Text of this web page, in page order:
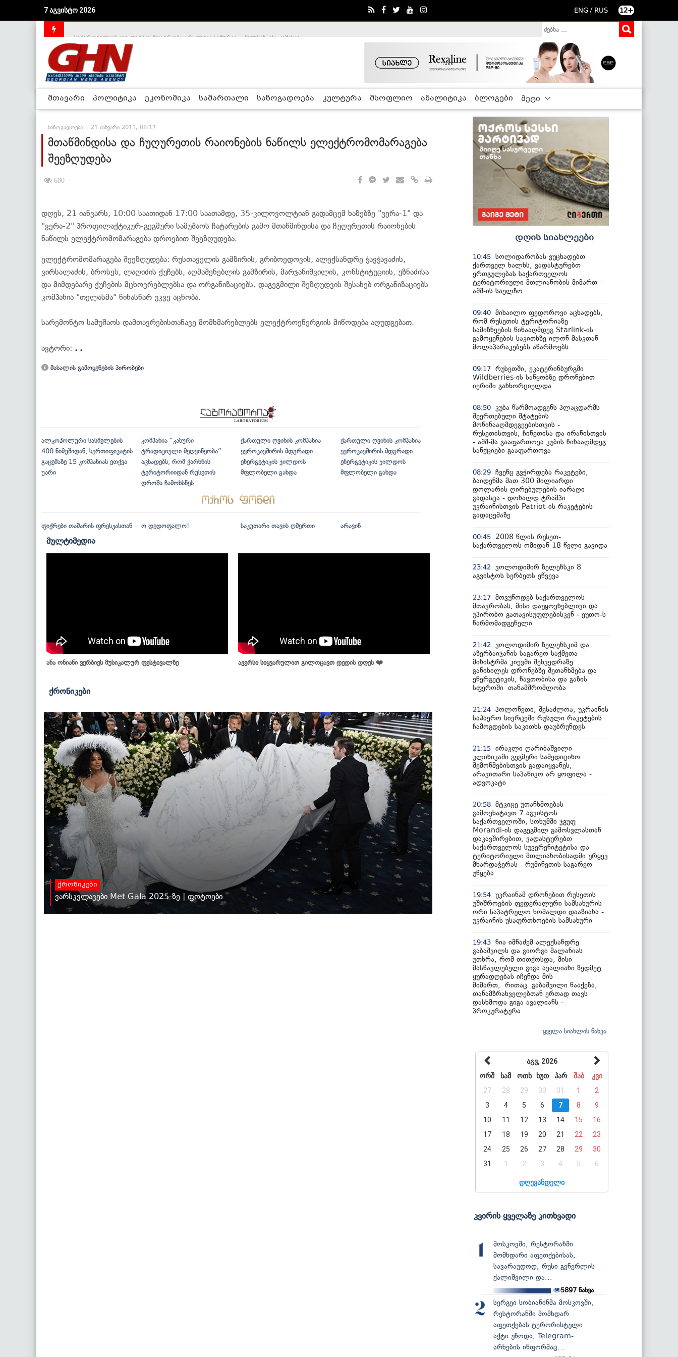
7 აგვისტო 2026 ENG / RUS 12+
მთავარი პოლიტიკა ეკონომიკა სამართალი საზოგადოება კულტურა მსოფლიო ანალიტიკა ბლოგები მეტი
საზოგადოება 21 იანვარი 2011, 08:17
მთაწმინდისა და ჩუღურეთის რაიონების ნაწილს ელექტრომომარაგება
შეეზღუდება
680
დღეს, 21 იანვარს, 10:00 საათიდან 17:00 საათამდე, 35-კილოვოლტიან გადამცემ ხაზებზე "ვერა-1" და
"ვერა-2" პროფილაქტიკურ-გეგმური სამუშაოს ჩატარების გამო მთაწმინდისა და ჩუღურეთის რაიონების
ნაწილს ელექტრომომარაგება დროებით შეეზღუდება.
ელექტრომომარაგება შეეზღუდება: რუსთაველის გამზირის, გრიბოედოვის, ალექსანდრე ჭავჭავაძის,
ვირსალაძის, ბროსეს, ლაღიძის ქუჩებს, აღმაშენებლის გამზირის, მარჯანიშვილის, კონსტიტუციის, უზნაძისა
და მიმდებარე ქუჩების მცხოვრებლებსა და ორგანიზაციებს. დაგეგმილი შეზღუდვის შესახებ ორგანიზაციებს
კომპანია "თელასმა" წინასწარ უკვე აცნობა.
სარემონტო სამუშაოს დამთავრებისთანავე მომხმარებლებს ელექტროენერგიის მიწოდება აღუდგებათ.
ავტორი: . .
მასალის გამოყენების პირობები
ალკოჰოლური სასმელების
400 ნიმუშიდან, სერთიფიკატის
გაცემაზე 15 კომპანიას ეთქვა
უარი
კომპანია “კახური
ტრადიციული მეღვინეობა”
აცხადებს, რომ ქარხნის
ტერიტორიიდან რუსეთის
დროშა ჩამოხსნეს
ქართული ღვინის კომპანია
ევროკავშირის მდგრადი
ენერგეტიკის ჯილდოს
მფლობელი გახდა
ქართული ღვინის კომპანია
ევროკავშირის მდგრადი
ენერგეტიკის ჯილდოს
მფლობელი გახდა
ფიქრები თამარის ფრესკასთან ო დედოფალო! საკუთარი თავის ღმერთი არავინ
მულტიმედია
ანა ონიანი ვერბიეს მუსიკალურ ფესტივალზე ავერსი სიყვარულით გილოცავთ დედის დღეს ❤️
ქრონიკები
ქრონიკები
ვარსკვლავები Met Gala 2025-ზე | ფოტოები
დღის სიახლეები
10:45 სოლიდარობას ვუცხადებთ
ქართველ ხალხს, ვადასტურებთ
ერთგულებას საქართველოს
ტერიტორიული მთლიანობის მიმართ -
აშშ-ის საელჩო
09:40 მიხაილო ფედოროვი აცხადებს,
რომ რუსეთის ტერიტორიაზე
სამიზნეების წინააღმდეგ Starlink-ის
გამოყენების საკითხზე ილონ მასკთან
მოლაპარაკებებს აწარმოებს
09:17 რუსეთში, ეკატერინბურგში
Wildberries-ის საწყობზე დრონებით
იერიში განხორციელდა
08:50 კუბა წარმოადგენს პლაცდარმს
შეერთებული შტატების
მოწინააღმდეგეებისთვის -
რუსეთისთვის, ჩინეთისა და ირანისთვის
- აშშ-მა გააფართოვა კუბის წინააღმდეგ
სანქციები გააფართოვა
08:29 ჩვენც გვჭირდება რაკეტები,
ბაიდენმა მათ 300 მილიარდი
დოლარის ღირებულების იარაღი
გადასცა - დონალდ ტრამპი
უკრაინისთვის Patriot-ის რაკეტების
გადაცემაზე
00:45
2008 წლის რუსეთ-
საქართველოს ომიდან 18 წელი გავიდა
23:42
ვოლოდიმირ ზელენსკი 8
აგვისტოს სერბეთს ეწვევა
23:17 მოვუწოდებ საქართველოს
მთავრობას, მისი დაუყოვნებლივი და
უპირობო გათავისუფლებისკენ - ეუთო-ს
წარმომადგენელი
21:42
ვოლოდიმირ ზელენსკიმ და
აზერბაიჯანის საგარეო საქმეთა
მინისტრმა კიევში შეხვედრაზე
განიხილეს დრონებზე შეთანხმება და
ენერგეტიკის, ნავთობისა და გაზის
სფეროში თანამშრომლობა
21:24 პოლონეთი, შესაძლოა, უკრაინის
საჰაერო სივრცეში რუსული რაკეტების
ჩამოგდების საკითხს დაუბრუნდეს
21:15 ირაკლი ღარიბაშვილი
კლინიკაში გეგმური სამედიცინო
შემოწმებისთვის გადაიყვანეს,
არავითარი საპანიკო არ ყოფილა -
ადვოკატი
20:58 მტკიცე უთანხმოებას
გამოვხატავთ 7 აგვისტოს
საქართველოში, სოხუმში ჯგუფ
Morandi-ის დაგეგმილ გამოსვლასთან
დაკავშირებით, ვადასტურებთ
საქართველოს სუვერენიტეტისა და
ტერიტორიული მთლიანობისადმი ურყევ
მხარდაჭერას - რუმინეთის საგარეო
უწყება
19:54 უკრაინამ დრონებით რუსეთის
უშიშროების ფედერალური სამსახურის
ორი საპატრულო ხომალდი დააზიანა -
უკრაინის უსაფრთხოების სამსახური
19:43 ნია იმნაძემ ალექსანდრე
გაბაშვილს და გიორგი მალანიას
უთხრა, რომ თითქოსდა, მისი
მასწავლებელი გიგა ავალიანი ზედმეტ
ყურადღებას იჩენდა მის
მიმართ, რითაც გაბაშვილი წააქეზა,
თანამზრახველებთან ერთად თავს
დასხმოდა გიგა ავალიანს -
პროკურატურა
ყველა სიახლის ნახვა
აგვ, 2026
ორშ
სამ ოთხ ხუთ პარ შაბ
კვი
27
28 29 30 31 1
2
3
4 5 6 7 8
9
10
11 12 13 14 15
16
17
18 19 20 21 22
23
24
25 26 27 28 29
30
31
1 2 3 4 5 6
დღევანდელი
კვირის ყველაზე კითხვადი
1
მოსკოვში, რესტორანში
მომხდარი აფეთქებისას,
სავარაუდოდ, რუსი გენერლის
ქალიშვილი და...
5897 ნახვა
2
სერგეი სობიანინმა მოსკოვში,
რესტორანში მომხდარ
აფეთქებას ტერორისტული
აქტი უწოდა, Telegram-
არხების ინფორმაც...